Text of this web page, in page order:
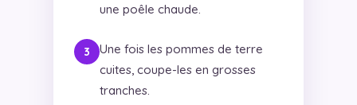
une poêle chaude.
Une fois les pommes de terre
cuites, coupe-les en grosses
tranches.